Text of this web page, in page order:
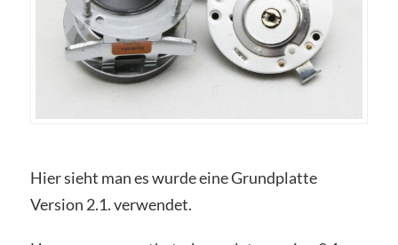
Hier sieht man es wurde eine Grundplatte
Version 2.1. verwendet.